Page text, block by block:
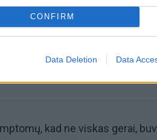
CONFIRM
Data Deletion Data
teatro istorijoje“
pabaigą Ukrainoje
kad ne viskas gerai,